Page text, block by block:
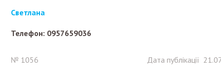
Светлана
Телефон: 0957659036
№ 1056 Дата публікації